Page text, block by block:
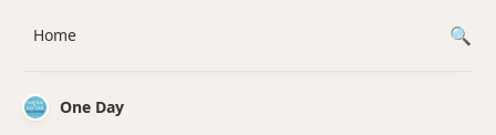
One Day
Home